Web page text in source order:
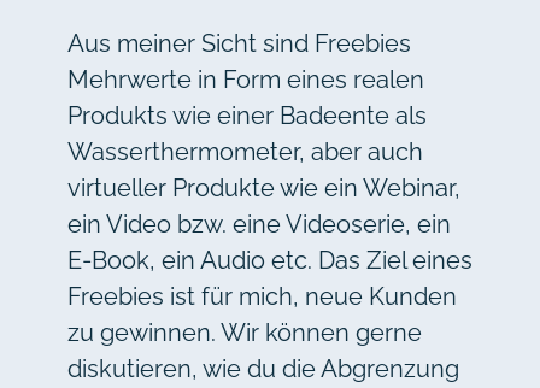
Aus meiner Sicht sind Freebies
Mehrwerte in Form eines realen
Produkts wie einer Badeente als
Wasserthermometer, aber auch
virtueller Produkte wie ein Webinar,
ein Video bzw. eine Videoserie, ein
E-Book, ein Audio etc. Das Ziel eines
Freebies ist für mich, neue Kunden
zu gewinnen. Wir können gerne
diskutieren, wie du die Abgrenzung